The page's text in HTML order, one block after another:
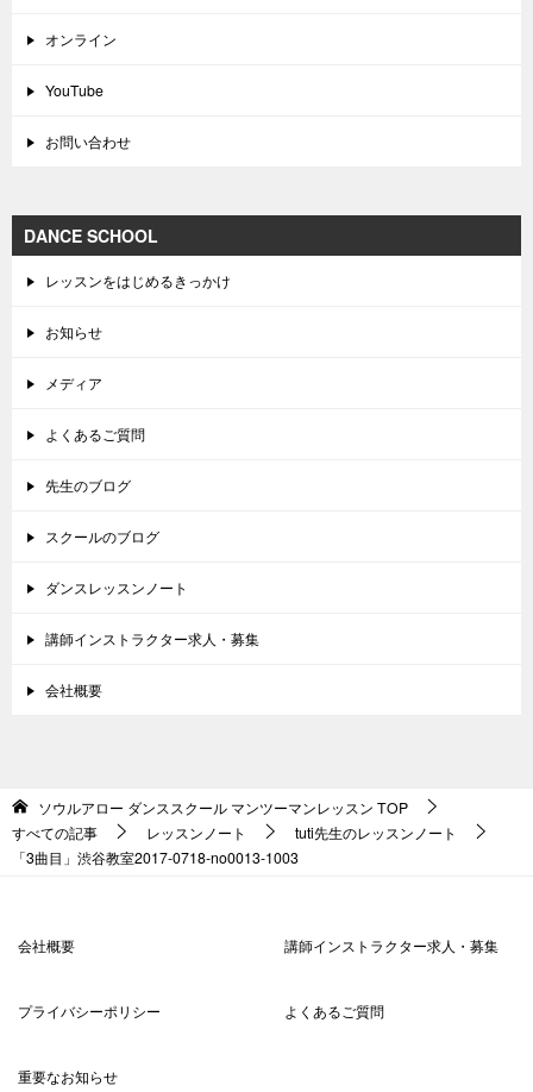
オンライン
YouTube
お問い合わせ
DANCE SCHOOL
レッスンをはじめるきっかけ
お知らせ
メディア
よくあるご質問
先生のブログ
スクールのブログ
ダンスレッスンノート
講師インストラクター求人・募集
会社概要
ソウルアロー ダンススクール マンツーマンレッスン TOP
すべての記事
レッスンノート
tuti先生のレッスンノート
「3曲目」渋谷教室2017-0718-no0013-1003
会社概要 講師インストラクター求人・募集
プライバシーポリシー よくあるご質問
重要なお知らせ